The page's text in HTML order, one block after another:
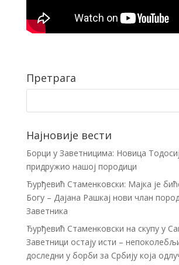
Претрага
Најновије вести
Борци у Заветницима: Новица
придружио нашој породици
Ђурђевић Стаменковски: Мајка је
Богу – Дајана Рашкај нови члан
Заветника
Ђурђевић Стаменковски на скупу у
Заветници остају исти –
доследни у борби за Србију која